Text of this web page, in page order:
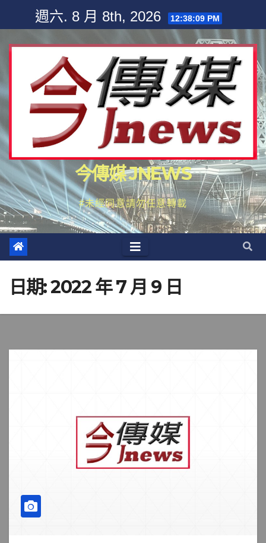
content
週六. 8 月 8th, 2026 12:38:10 PM
今傳媒 JNEWS
#未經同意請勿任意轉載
日期:2022 年 7 月 9 日